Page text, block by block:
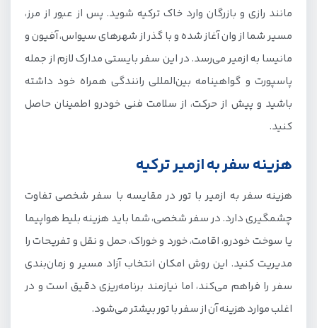
مانند رازی و بازرگان وارد خاک ترکیه شوید. پس از عبور از مرز،
مسیر شما از وان آغاز شده و با گذر از شهرهای سیواس، آفیون و
مانیسا به ازمیر می‌رسد. در این سفر بایستی مدارک لازم از جمله
پاسپورت و گواهینامه بین‌المللی رانندگی همراه خود داشته
باشید و پیش از حرکت، از سلامت فنی خودرو اطمینان حاصل
کنید.
هزینه سفر به ازمیر ترکیه
هزینه سفر به ازمیر با تور در مقایسه با سفر شخصی تفاوت
چشمگیری دارد. در سفر شخصی، شما باید هزینه بلیط هواپیما
یا سوخت خودرو، اقامت، خورد و خوراک، حمل‌ و نقل و تفریحات را
مدیریت کنید. این روش امکان انتخاب آزاد مسیر و زمان‌بندی
سفر را فراهم می‌کند، اما نیازمند برنامه‌ریزی دقیق است و در
اغلب موارد هزینه آن از سفر با تور بیشتر می‌شود.